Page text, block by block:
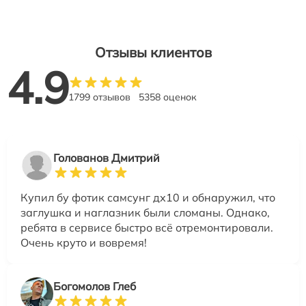
Отзывы клиентов
4.91799 отзывов 5358 оценок
Голованов Дмитрий
Купил бу фотик самсунг дх10 и обнаружил, что
заглушка и наглазник были сломаны. Однако,
ребята в сервисе быстро всё отремонтировали.
Очень круто и вовремя!
Богомолов Глеб